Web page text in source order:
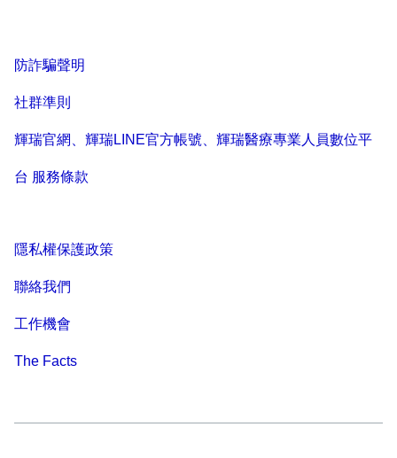
防詐騙聲明
社群準則
輝瑞官網、輝瑞LINE官方帳號、輝瑞醫療專業人員數位平
台 服務條款
隱私權保護政策
聯絡我們
工作機會
The Facts